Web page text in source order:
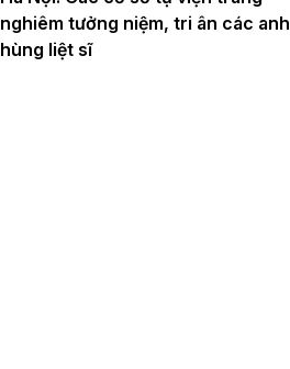
nghiêm tưởng niệm, tri ân các anh
hùng liệt sĩ